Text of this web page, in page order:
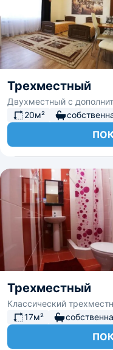
Трехместный
Двухместный с
20м²
Трехместный
Классический
17м²